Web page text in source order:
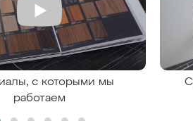
с которыми мы
работаем